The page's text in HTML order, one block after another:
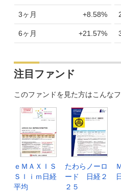
3ヶ月 +8.58%
6ヶ月 +21.57%
注目ファンド
このファンドを見た方はこんな
ｅＭＡＸＩＳ
Ｓｌｉｍ日経
平均
たわらノーロ
ード 日経２
２５